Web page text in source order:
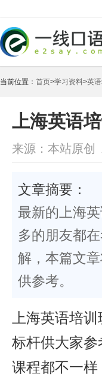
当前位置： 首页>学习资料>英
上海英语
来源：本站原创
文章摘要：
最新的上海
多的朋友都
解，本篇文
供参考。
上海英语培
标杆供大家
课程都不一